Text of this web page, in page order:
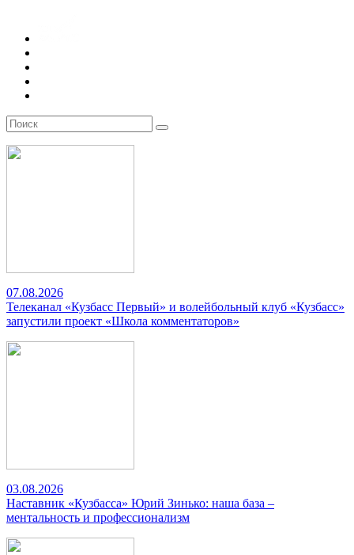
07.08.2026
Телеканал «Кузбасс Первый» и волейбольный клуб «Кузбасс»
запустили проект «Школа комментаторов»
03.08.2026
Наставник «Кузбасса» Юрий Зинько: наша база –
ментальность и профессионализм